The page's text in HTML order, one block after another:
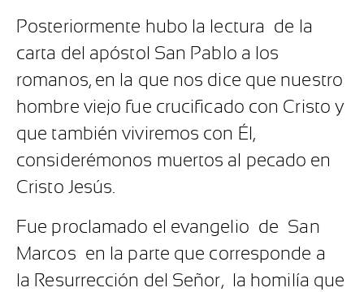
Posteriormente hubo la lectura de la
carta del apóstol San Pablo a los
romanos, en la que nos dice que nuestro
hombre viejo fue crucificado con Cristo y
que también viviremos con Él,
considerémonos muertos al pecado en
Cristo Jesús.
Fue proclamado el evangelio de San
Marcos en la parte que corresponde a
la Resurrección del Señor, la homilía que